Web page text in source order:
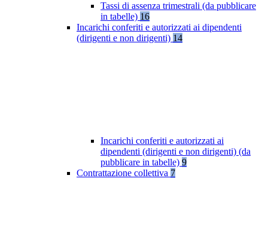
Tassi di assenza trimestrali (da pubblicare
in tabelle) 16
Incarichi conferiti e autorizzati ai dipendenti
(dirigenti e non dirigenti) 14
Incarichi conferiti e autorizzati ai
dipendenti (dirigenti e non dirigenti) (da
pubblicare in tabelle) 9
Contrattazione collettiva 7